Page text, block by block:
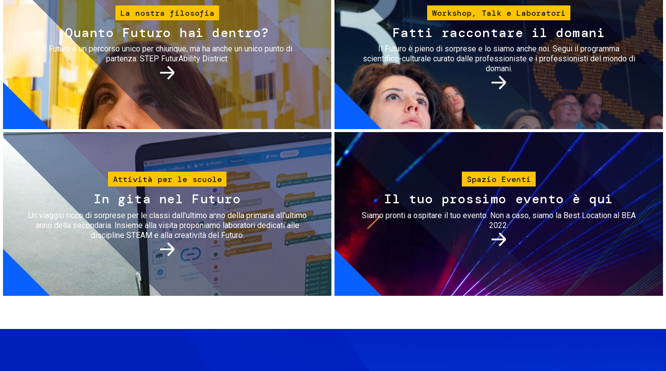
La nostra filosofia
Quanto Futuro hai dentro?
Il Futuro è un percorso unico per chiunque, ma ha anche un unico punto di
partenza: STEP FuturAbility District.
Workshop, Talk e Laboratori
Fatti raccontare il domani
Il Futuro è pieno di sorprese e lo siamo anche noi. Segui il programma
scientifico-culturale curato dalle professioniste e i professionisti del mondo di
domani.
Immagine
Attività per le scuole
In gita nel Futuro
Un viaggio ricco di sorprese per le classi dall'ultimo anno della primaria all'ultimo
anno della secondaria. Insieme alla visita proponiamo laboratori dedicati alle
discipline STEAM e alla creatività del Futuro.
Immagine
Spazio Eventi
Il tuo prossimo evento è qui
Siamo pronti a ospitare il tuo evento. Non a caso, siamo la Best Location al BEA
2022.